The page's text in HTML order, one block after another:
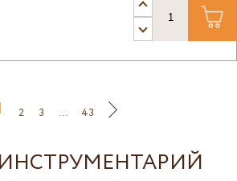
2 3 ... 43